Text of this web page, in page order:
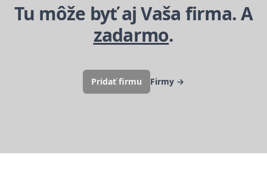
Tu môže byť aj Vaša firma. A
zadarmo.
Pridať firmu Firmy →